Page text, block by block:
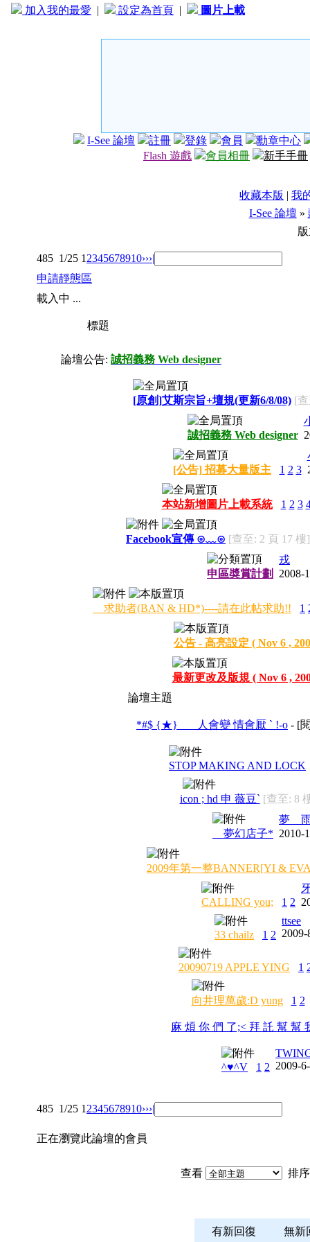
加入我的最愛 | 設定為首頁 | 圖片上載
I-See 論壇 註冊 登錄 會員
勳章中心
Flash 遊戲
會員相冊 新手手冊
收藏本版 | 我
I-See 論壇 »
485 1/25 1 2345678910›››|
申請靜態區
載入中 ...
標題
論壇公告: 誠招義務 Web designer
[原創]艾斯宗旨+壇規(更新6/8/08) [
誠招義務 Web designer
[公告] 招募大量版主 1 2 3
本站新增圖片上載系統 1 2 3
Facebook宣傳 ⊙﹏⊙ [查至: 2 頁 17 樓]
申區奬賞計劃
戎
2008-
求助者(BAN & HD*)----請在此帖求助!! 1
公告 - 高亮設定 ( Nov 6 ,
最新更改及版規 ( Nov 6 ,
論壇主題
*#$ {★}___ 人會變 情會厭 ` !-o - [
STOP MAKING AND LOCK
icon ; hd 申 薇豆` [查至: 8
__夢幻店子*
夢__
2010-
2009年第一整BANNER[YI &
CALLING you; 1 2
33 chailz 1 2
ttsee
2009-
20090719 APPLE YING 1
向井理萬歲:D yung 1 2
麻 煩 你 們 了;< 拜 託 幫 幫
^♥^V 1 2 2009-
485 1/25 1 2345678910›››|
正在瀏覽此論壇的會員
查看 排
有新回復 無